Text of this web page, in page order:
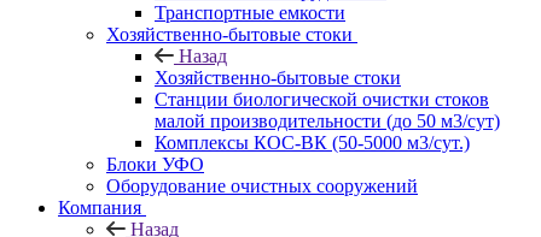
Транспортные емкости
Хозяйственно-бытовые стоки
Назад
Хозяйственно-бытовые стоки
Станции биологической очистки стоков
малой производительности (до 50 м3/сут)
Комплексы КОС-ВК (50-5000 м3/сут.)
Блоки УФО
Оборудование очистных сооружений
Компания
Назад